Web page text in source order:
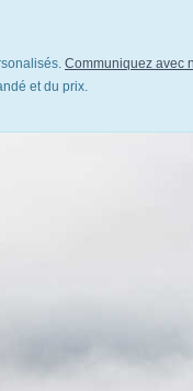
Communiquez avec
et du prix.